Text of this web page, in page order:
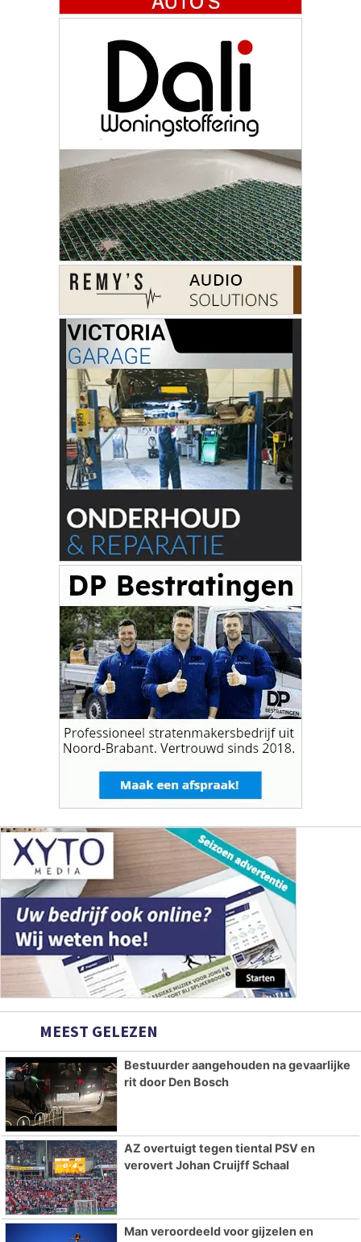
MEEST GELEZEN
Bestuurder aangehouden na gevaarlijke
rit door Den Bosch
AZ overtuigt tegen tiental PSV en
verovert Johan Cruijff Schaal
Man veroordeeld voor gijzelen en